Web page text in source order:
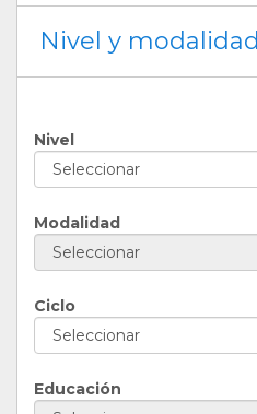
Nivel y modalidad
Nivel
Modalidad
Ciclo
Educación